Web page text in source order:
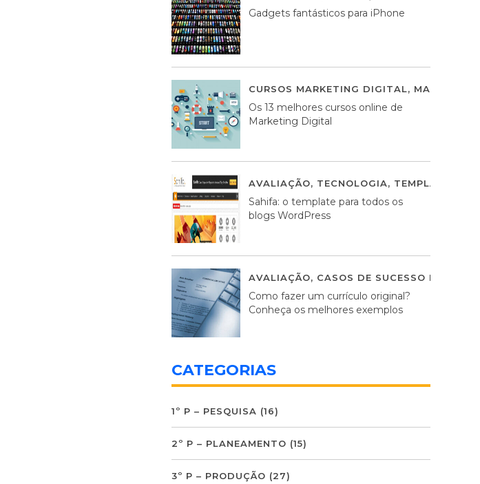
Gadgets fantásticos para iPhone
CURSOS MARKETING DIGITAL,
Os 13 melhores cursos online de
Marketing Digital
AVALIAÇÃO, TECNOLOGIA, TEMPLATES
Sahifa: o template para todos os
blogs WordPress
AVALIAÇÃO, CASOS DE SUCESSO DE
Como fazer um currículo original?
Conheça os melhores exemplos
CATEGORIAS
1º P – PESQUISA (16)
2º P – PLANEAMENTO (15)
3º P – PRODUÇÃO (27)